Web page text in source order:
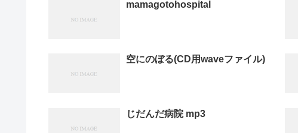
mamagotohospital
空にのぼる(CD用waveファイル)
じだんだ病院 mp3